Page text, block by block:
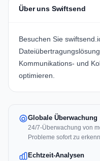
Über uns Swiftsend
Besuchen Sie
Kommunikations- und
optimieren.
Globale Überwachung
24/7-Überwachung von
Probleme sofort zu
Echtzeit-Analysen